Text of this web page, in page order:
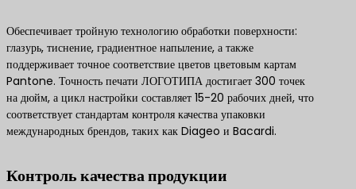
Обеспечивает тройную технологию обработки поверхности:
глазурь, тиснение, градиентное напыление, а также
поддерживает точное соответствие цветов цветовым картам
Pantone. Точность печати ЛОГОТИПА достигает 300 точек
на дюйм, а цикл настройки составляет 15-20 рабочих дней, что
соответствует стандартам контроля качества упаковки
международных брендов, таких как Diageo и Bacardi.
Контроль качества продукции